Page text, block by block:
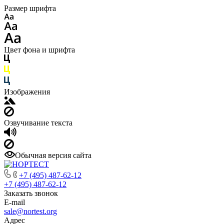
Размер шрифта
Цвет фона и шрифта
Изображения
Озвучивание текста
Обычная версия сайта
+7 (495) 487-62-12
+7 (495) 487-62-12
Заказать звонок
E-mail
sale@nortest.org
Адрес